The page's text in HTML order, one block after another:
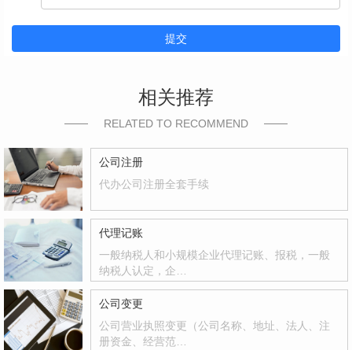
提交
相关推荐
RELATED TO RECOMMEND
公司注册
代办公司注册全套手续
代理记账
一般纳税人和小规模企业代理记账、报税，一般
纳税人认定，企…
公司变更
公司营业执照变更（公司名称、地址、法人、注
册资金、经营范…